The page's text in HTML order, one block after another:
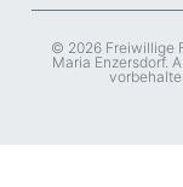
© 2026 Freiwillige
Maria Enzersdorf.